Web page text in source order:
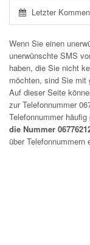
Letzter
Wenn Sie einen
unerwünschte SMS
haben, die Sie nicht
möchten, sind Sie mit
Auf dieser Seite
zur Telefonnummer
Telefonnummer
die Nummer
über Telefonnummern